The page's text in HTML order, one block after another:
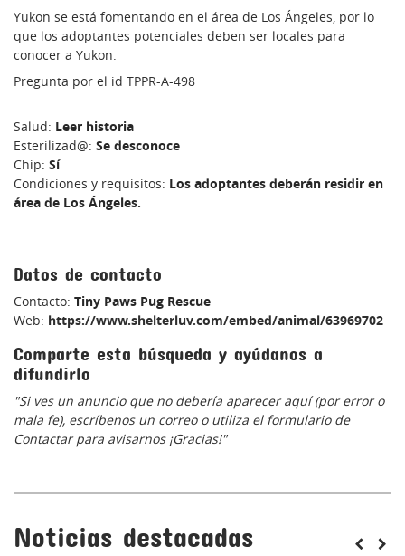
Yukon se está fomentando en el área de Los Ángeles, por lo
que los adoptantes potenciales deben ser locales para
conocer a Yukon.
Pregunta por el id TPPR-A-498
Salud: Leer historia
Esterilizad@: Se desconoce
Chip: Sí
Condiciones y requisitos: Los adoptantes deberán residir en
área de Los Ángeles.
Datos de contacto
Contacto: Tiny Paws Pug Rescue
Web: https://www.shelterluv.com/embed/animal/63969702
Comparte esta búsqueda y ayúdanos a
difundirlo
"Si ves un anuncio que no debería aparecer aquí (por error o
mala fe), escríbenos un correo o utiliza el formulario de
Contactar para avisarnos ¡Gracias!"
Noticias destacadas